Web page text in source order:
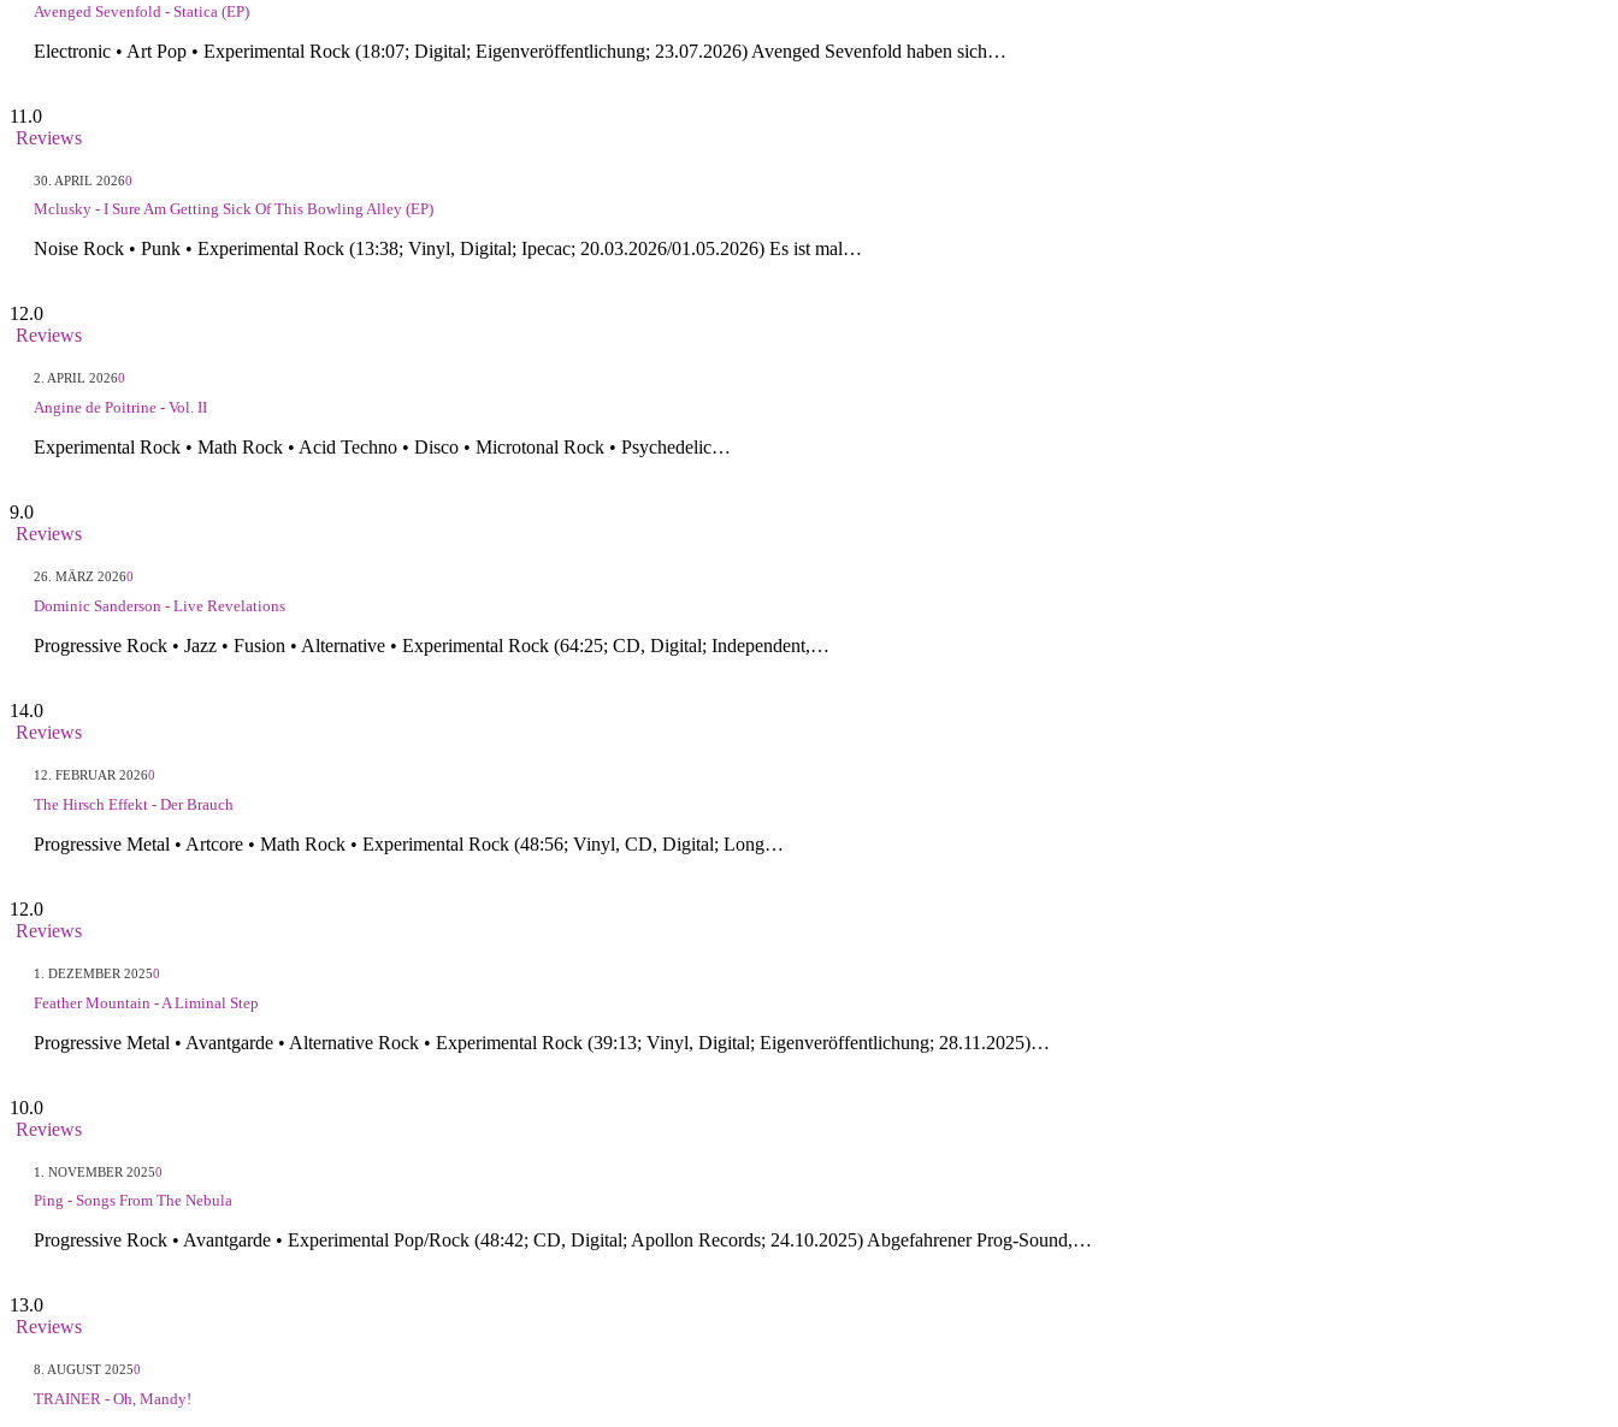
Avenged Sevenfold - Statica (EP)
Electronic • Art Pop • Experimental Rock (18:07; Digital; Eigenveröffentlichung; 23.07.2026) Avenged Sevenfold haben sich…
11.0
Reviews
30. APRIL 20260
Mclusky - I Sure Am Getting Sick Of This Bowling Alley (EP)
Noise Rock • Punk • Experimental Rock (13:38; Vinyl, Digital; Ipecac; 20.03.2026/01.05.2026) Es ist mal…
12.0
Reviews
2. APRIL 20260
Angine de Poitrine - Vol. II
Experimental Rock • Math Rock • Acid Techno • Disco • Microtonal Rock • Psychedelic…
9.0
Reviews
26. MÄRZ 20260
Dominic Sanderson - Live Revelations
Progressive Rock • Jazz • Fusion • Alternative • Experimental Rock (64:25; CD, Digital; Independent,…
14.0
Reviews
12. FEBRUAR 20260
The Hirsch Effekt - Der Brauch
Progressive Metal • Artcore • Math Rock • Experimental Rock (48:56; Vinyl, CD, Digital; Long…
12.0
Reviews
1. DEZEMBER 20250
Feather Mountain - A Liminal Step
Progressive Metal • Avantgarde • Alternative Rock • Experimental Rock (39:13; Vinyl, Digital; Eigenveröffentlichung; 28.11.2025)…
10.0
Reviews
1. NOVEMBER 20250
Ping - Songs From The Nebula
Progressive Rock • Avantgarde • Experimental Pop/Rock (48:42; CD, Digital; Apollon Records; 24.10.2025) Abgefahrener Prog-Sound,…
13.0
Reviews
8. AUGUST 20250
TRAINER - Oh, Mandy!